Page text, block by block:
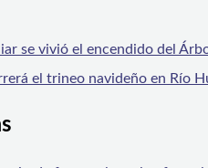
se vivió el encendido del
el trineo navideño en Río